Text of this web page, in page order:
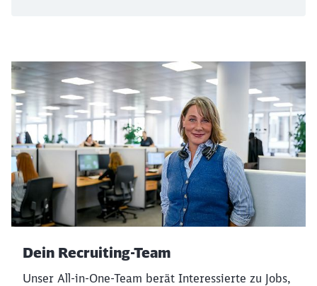
Dein Recruiting-Team
Unser All-in-One-Team berät Interessierte zu Jobs,